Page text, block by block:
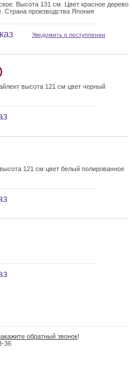
Высота 131 см. Цвет красное дерево
Страна производства Япония
Уведомить о поступлении
высота 121 см цвет черный
121 см цвет белый полированное
обратный звонок!
36